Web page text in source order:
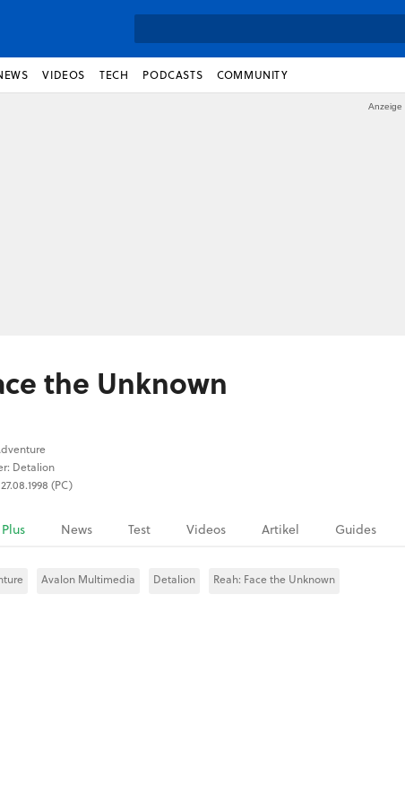
VIDEOS TECH PODCASTS COMMUNITY
the Unknown
Detalion
(PC)
Plus News Test Videos Artikel Guides
Avalon Multimedia Detalion Reah: Face the Unknown